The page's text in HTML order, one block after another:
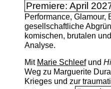
Premiere: April
Performance, Glamour,
gesellschaftliche
komischen, brutalen
Analyse.
Mit Marie Schleefund
Weg zu Marguerite
Krieges und zur